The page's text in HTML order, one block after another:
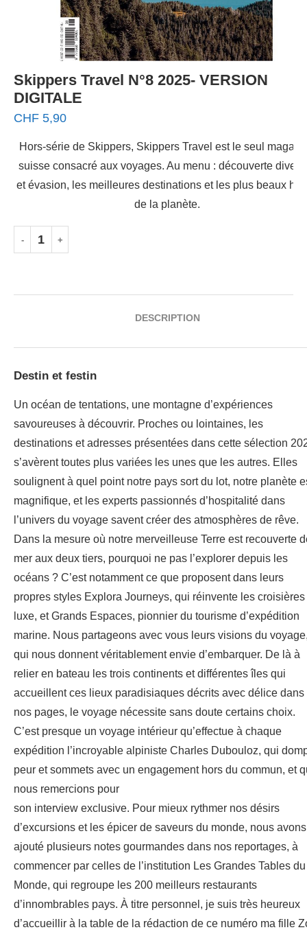
Skippers Travel N°8 2025- VERSION
DIGITALE
CHF 5,90
Hors-série de Skippers, Skippers Travel est le seul
suisse consacré aux voyages. Au menu : découverte
et évasion, les meilleures destinations et les plus beaux
de la planète.
DESCRIPTION
Destin et festin
Un océan de tentations, une montagne d’expériences
savoureuses à découvrir. Proches ou lointaines, les
destinations et adresses présentées dans cette sélection
s’avèrent toutes plus variées les unes que les autres. Elles
soulignent à quel point notre pays sort du lot, notre planète
magnifique, et les experts passionnés d’hospitalité dans
l’univers du voyage savent créer des atmosphères de rêve.
Dans la mesure où notre merveilleuse Terre est recouverte
mer aux deux tiers, pourquoi ne pas l’explorer depuis les
océans ? C’est notamment ce que proposent dans leurs
propres styles Explora Journeys, qui réinvente les croisières
luxe, et Grands Espaces, pionnier du tourisme d’expédition
marine. Nous partageons avec vous leurs visions du
qui nous donnent véritablement envie d’embarquer. De là à
relier en bateau les trois continents et différentes îles qui
accueillent ces lieux paradisiaques décrits avec délice dans
nos pages, le voyage nécessite sans doute certains choix.
C’est presque un voyage intérieur qu’effectue à chaque
expédition l’incroyable alpiniste Charles Dubouloz, qui
peur et sommets avec un engagement hors du commun, et
nous remercions pour
son interview exclusive. Pour mieux rythmer nos désirs
d’excursions et les épicer de saveurs du monde, nous avons
ajouté plusieurs notes gourmandes dans nos reportages, à
commencer par celles de l’institution Les Grandes Tables du
Monde, qui regroupe les 200 meilleurs restaurants
d’innombrables pays. À titre personnel, je suis très heureux
d’accueillir à la table de la rédaction de ce numéro ma fille